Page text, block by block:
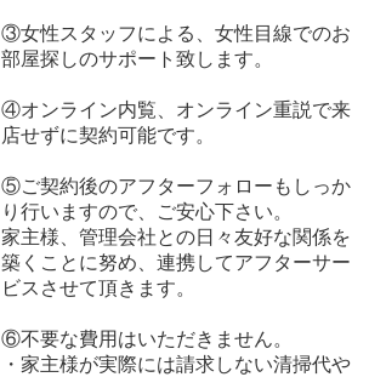
③女性スタッフによる、女性目線でのお
部屋探しのサポート致します。
④オンライン内覧、オンライン重説で来
店せずに契約可能です。
⑤ご契約後のアフターフォローもしっか
り行いますので、ご安心下さい。
家主様、管理会社との日々友好な関係を
築くことに努め、連携してアフターサー
ビスさせて頂きます。
⑥不要な費用はいただきません。
・家主様が実際には請求しない清掃代や